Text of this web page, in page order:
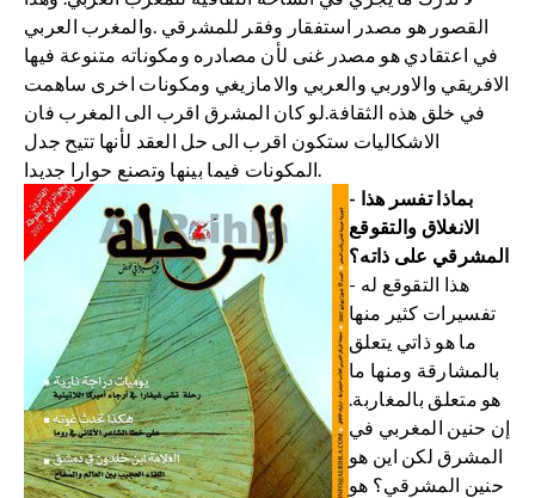
القصور هو مصدر استفقار وفقر للمشرقي .والمغرب العربي
في اعتقادي هو مصدر غنى لأن مصادره ومكوناته متنوعة فيها
الافريقي والاوربي والعربي والامازيغي ومكونات اخرى ساهمت
في خلق هذه الثقافة.لو كان المشرق اقرب الى المغرب فان
الاشكاليات ستكون اقرب الى حل العقد لأنها تتيح جدل
المكونات فيما بينها وتصنع حوارا جديدا.
- بماذا تفسر هذا
الانغلاق والتقوقع
المشرقي على ذاته؟
- هذا التقوقع له
تفسيرات كثير منها
ما هو ذاتي يتعلق
بالمشارقة ومنها ما
هو متعلق بالمغاربة.
إن حنين المغربي في
المشرق لكن اين هو
حنين المشرقي؟ هو